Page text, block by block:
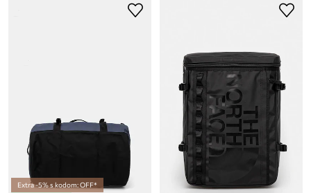
Extra -5% s kodom: OFF*